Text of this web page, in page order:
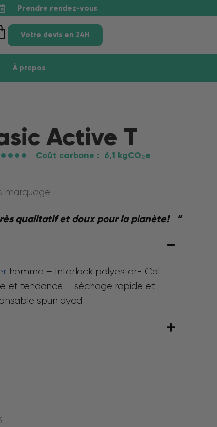
Prendre rendez-vous
Votre devis en 24H
À propos
Active T
Coût carbone : 6,1 kgCO₂e
marquage
qualitatif et doux pour la planète! “
homme – Interlock polyester- Col
et tendance – séchage rapide et
spun dyed